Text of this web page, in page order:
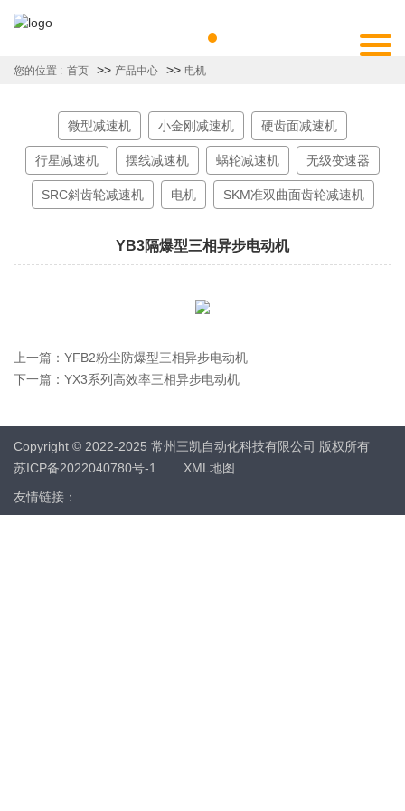
您的位置 : 首页 >> 产品中心 >> 电机
微型减速机 小金刚减速机 硬齿面减速机
行星减速机 摆线减速机 蜗轮减速机 无级变速器
SRC斜齿轮减速机 电机 SKM准双曲面齿轮减速机
YB3隔爆型三相异步电动机
上一篇： YFB2粉尘防爆型三相异步电动机
下一篇： YX3系列高效率三相异步电动机
Copyright © 2022-2025 常州三凯自动化科技有限公司 版权所有
苏ICP备2022040780号-1
XML地图
友情链接：